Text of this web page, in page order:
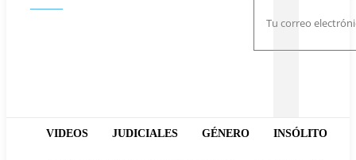
VIDEOS JUDICIALES GÉNERO INSÓLITO